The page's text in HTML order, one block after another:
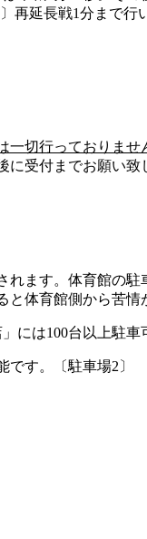
再延長戦1分まで行
一切行っておりませ
受付までお願い致
ます。体育館の
体育館側から苦
には100台以上駐車
す。〔駐車場2〕